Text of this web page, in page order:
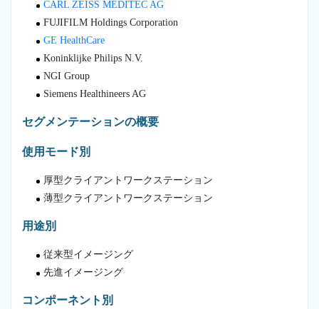
CARL ZEISS MEDITEC AG
FUJIFILM Holdings Corporation
GE HealthCare
Koninklijke Philips N.V.
NGI Group
Siemens Healthineers AG
セグメンテーションの概要
使用モード別
厚型クライアントワークステーション
薄型クライアントワークステーション
用途別
従来型イメージング
先進イメージング
コンポーネント別